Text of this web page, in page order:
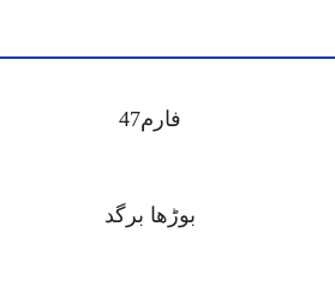
فارم47
بوڑھا برگد